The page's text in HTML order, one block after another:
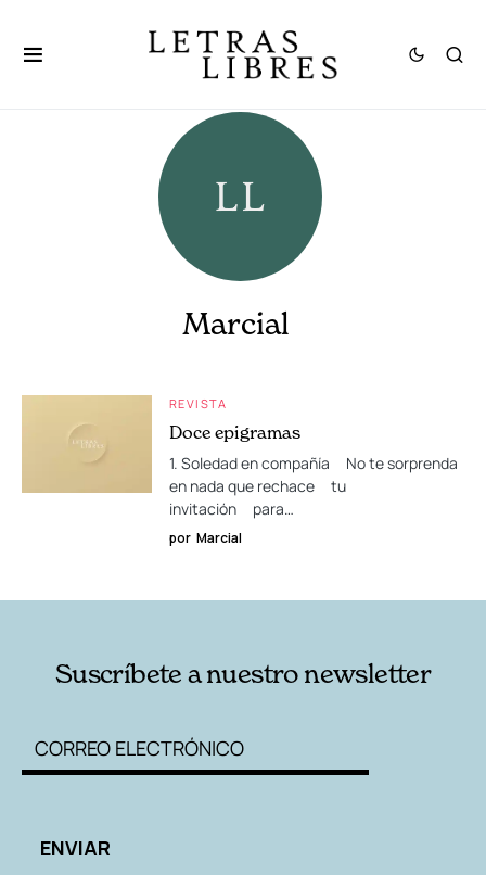
Marcial
REVISTA
Doce epigramas
1. Soledad en compañía No te sorprenda
en nada que rechace tu
invitación para…
por Marcial
Suscríbete a nuestro newsletter